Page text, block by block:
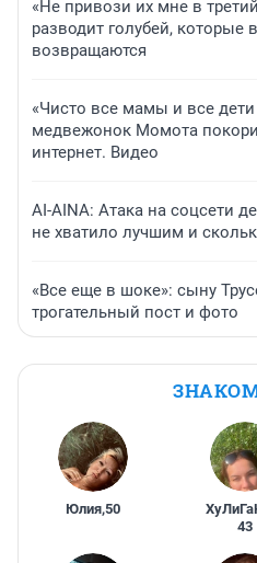
«Не привози их мне в
разводит голубей, которые
возвращаются
«Чисто все мамы и все дети
медвежонок Момота
интернет. Видео
AI-AINA: Атака на соцсети
не хватило лучшим и
«Все еще в шоке»: сыну
трогательный пост и фото
Юлия,50
43